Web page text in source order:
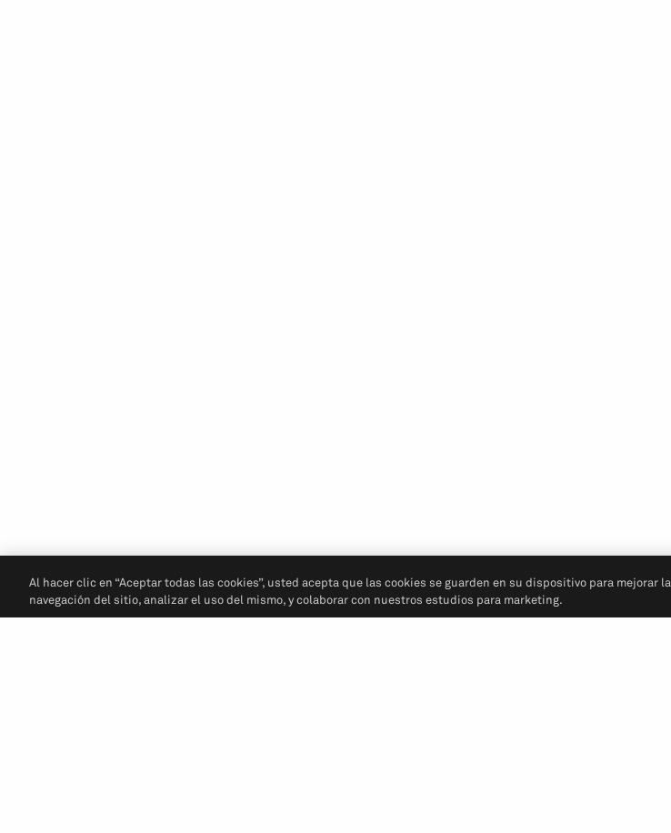
Al hacer clic en “Aceptar todas las cookies”, usted acepta que las cookies se guarden en su dispositivo para mejorar la
navegación del sitio, analizar el uso del mismo, y colaborar con nuestros estudios para marketing.